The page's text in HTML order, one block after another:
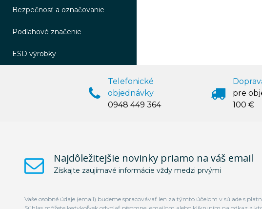
Bezpečnosť a označovanie
Podlahové značenie
ESD výrobky
Telefonické
objednávky
0948 449 364
pre
100 €
Najdôležitejšie novinky priamo na váš email
Získajte zaujímavé informácie vždy medzi prvými
Vaše osobné údaje (email) budeme spracovávať len za týmto účelom v súlade s